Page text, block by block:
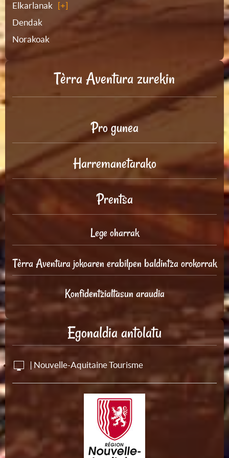
Elkarlanak
Dendak
Norakoak
Tèrra Aventura zurekin
Pro gunea
Harremanetarako
Prentsa
Lege oharrak
Tèrra Aventura jokoaren erabilpen baldintza orokorrak
Konfidentzialtasun araudia
Egonaldia antolatu
| Nouvelle-Aquitaine Tourisme